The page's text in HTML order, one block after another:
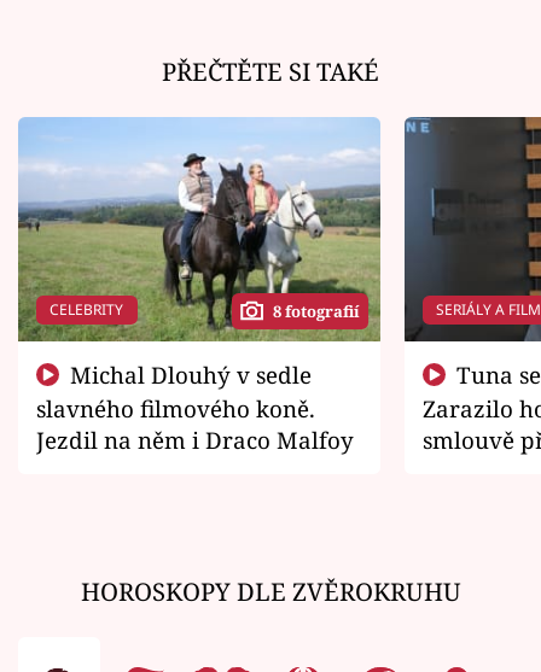
PŘEČTĚTE SI TAKÉ
CELEBRITY 8 fotografií
slavného filmového koně.
Jezdil na něm i Draco Malfoy
SERIÁLY A
Zarazilo
smlouvě
HOROSKOPY DLE ZVĚROKRUHU